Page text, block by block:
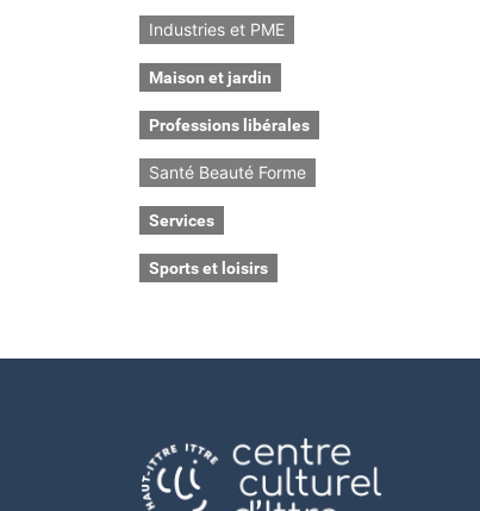
Industries et PME
Maison et jardin
Professions libérales
Santé Beauté Forme
Services
Sports et loisirs